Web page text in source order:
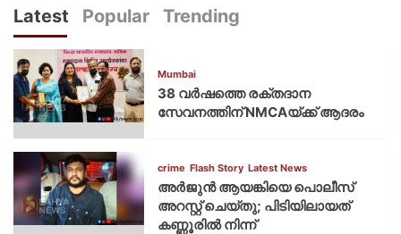
Latest Popular Trending
Mumbai
38 വർഷത്തെ രക്തദാന
സേവനത്തിന് NMCAയ്ക്ക് ആദരം
crime Flash Story Latest News
അർജുൻ ആയങ്കിയെ പൊലീസ്
അറസ്റ്റ് ചെയ്‌തു; പിടിയിലായത്
കണ്ണൂരിൽ നിന്ന്